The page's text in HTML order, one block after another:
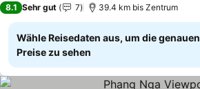
8.1 Sehr gut 7 39.4 km bis Zentrum
Wähle Reisedaten aus, um die genauen
Preise zu sehen